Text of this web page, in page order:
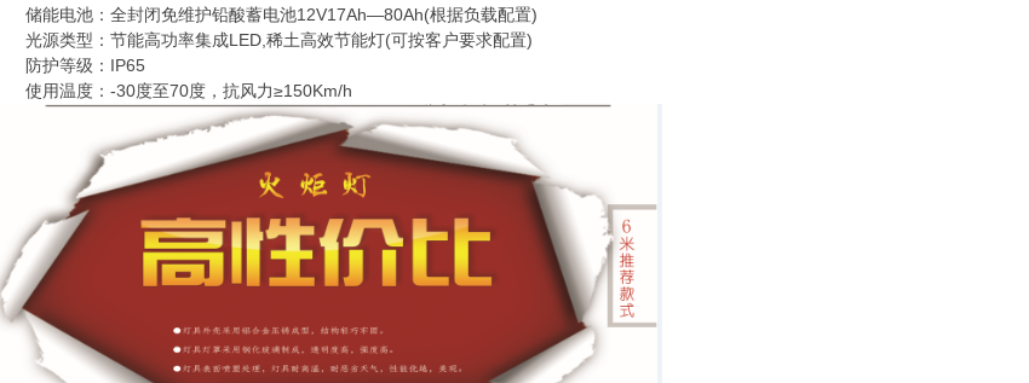
储能电池：全封闭免维护铅酸蓄电池12V17Ah—80Ah(根据负载配置)
光源类型：节能高功率集成LED,稀土高效节能灯(可按客户要求配置)
防护等级：IP65
使用温度：-30度至70度，抗风力≥150Km/h